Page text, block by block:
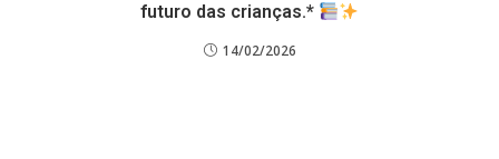
futuro das crianças.*
14/02/2026